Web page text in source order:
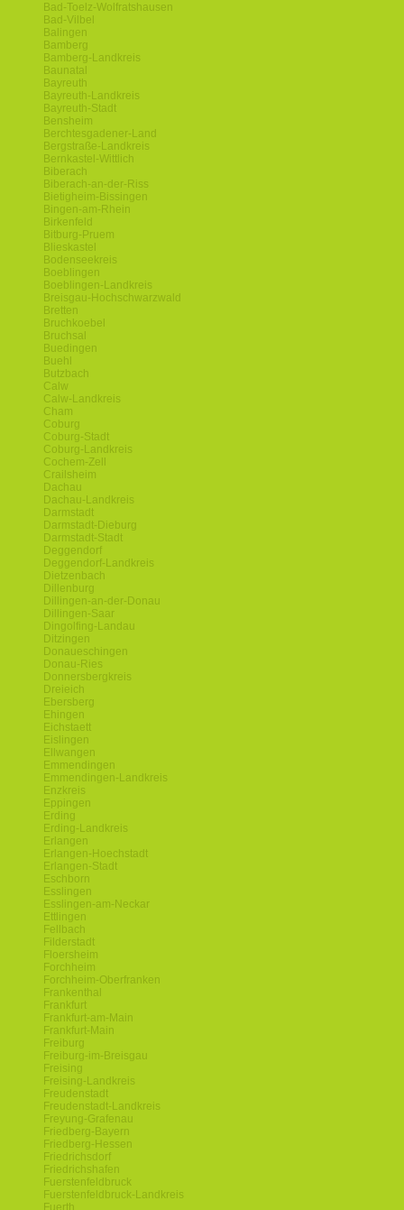
Bad-Toelz-Wolfratshausen
Bad-Vilbel
Balingen
Bamberg
Bamberg-Landkreis
Baunatal
Bayreuth
Bayreuth-Landkreis
Bayreuth-Stadt
Bensheim
Berchtesgadener-Land
Bergstraße-Landkreis
Bernkastel-Wittlich
Biberach
Biberach-an-der-Riss
Bietigheim-Bissingen
Bingen-am-Rhein
Birkenfeld
Bitburg-Pruem
Blieskastel
Bodenseekreis
Boeblingen
Boeblingen-Landkreis
Breisgau-Hochschwarzwald
Bretten
Bruchkoebel
Bruchsal
Buedingen
Buehl
Butzbach
Calw
Calw-Landkreis
Cham
Coburg
Coburg-Stadt
Coburg-Landkreis
Cochem-Zell
Crailsheim
Dachau
Dachau-Landkreis
Darmstadt
Darmstadt-Dieburg
Darmstadt-Stadt
Deggendorf
Deggendorf-Landkreis
Dietzenbach
Dillenburg
Dillingen-an-der-Donau
Dillingen-Saar
Dingolfing-Landau
Ditzingen
Donaueschingen
Donau-Ries
Donnersbergkreis
Dreieich
Ebersberg
Ehingen
Eichstaett
Eislingen
Ellwangen
Emmendingen
Emmendingen-Landkreis
Enzkreis
Eppingen
Erding
Erding-Landkreis
Erlangen
Erlangen-Hoechstadt
Erlangen-Stadt
Eschborn
Esslingen
Esslingen-am-Neckar
Ettlingen
Fellbach
Filderstadt
Floersheim
Forchheim
Forchheim-Oberfranken
Frankenthal
Frankfurt
Frankfurt-am-Main
Frankfurt-Main
Freiburg
Freiburg-im-Breisgau
Freising
Freising-Landkreis
Freudenstadt
Freudenstadt-Landkreis
Freyung-Grafenau
Friedberg-Bayern
Friedberg-Hessen
Friedrichsdorf
Friedrichshafen
Fuerstenfeldbruck
Fuerstenfeldbruck-Landkreis
Fuerth